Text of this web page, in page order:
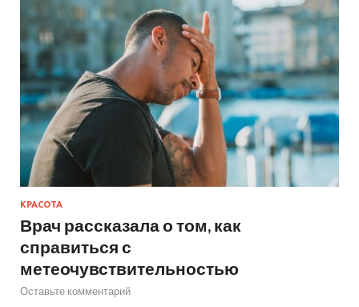
КРАСОТА
Врач рассказала о том, как
справиться с
метеочувствительностью
Оставьте комментарий